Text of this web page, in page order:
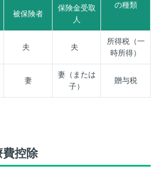
の種類
被保険者
保険金受取
人
夫 夫
所得税（一
時所得）
妻
妻（または
子）
贈与税
費控除